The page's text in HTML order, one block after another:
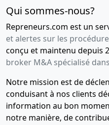
Qui sommes-nous?
Repreneurs.com est un
et alertes sur les
conçu et maintenu depuis
broker M&A spécialisé
Notre mission est de
conduisant à nos clients
information au bon
notre manière, de